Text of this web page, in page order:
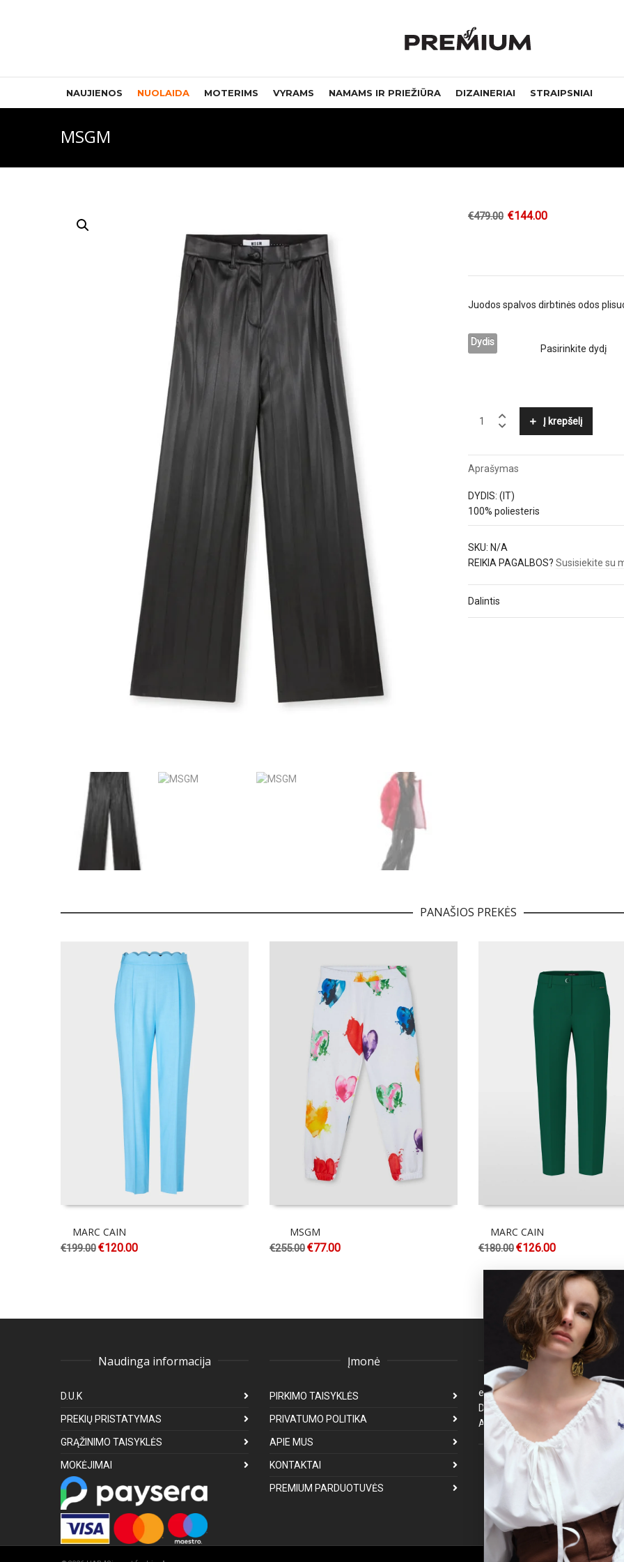
NAUJIENOS NUOLAIDA MOTERIMS VYRAMS NAMAMS IR PRIEŽIŪRA DIZAINERIAI STRAIPSNIAI
MSGM
€479.00 €144.00
Juodos spalvos dirbtinės odos
Dydis
quantity
Į krepšelį
Aprašymas
DYDIS: (IT)
100% poliesteris
SKU: N/A
REIKIA PAGALBOS? Susisiekite su
Dalintis
PANAŠIOS PREKĖS
MARC CAIN
€199.00€120.00
MSGM
€255.00€77.00
MARC CAIN
€180.00€126.00
Naudinga informacija
D.U.K
PREKIŲ PRISTATYMAS
GRĄŽINIMO TAISYKLĖS
MOKĖJIMAI
Įmonė
PIRKIMO TAISYKLĖS
PRIVATUMO POLITIKA
APIE MUS
KONTAKTAI
PREMIUM PARDUOTUVĖS
Klientų aptarnavimas
Darbo laikas: I-V 8:00-17:00
Atsakymas per 1-3 darbo dienas
Mus galite rasti